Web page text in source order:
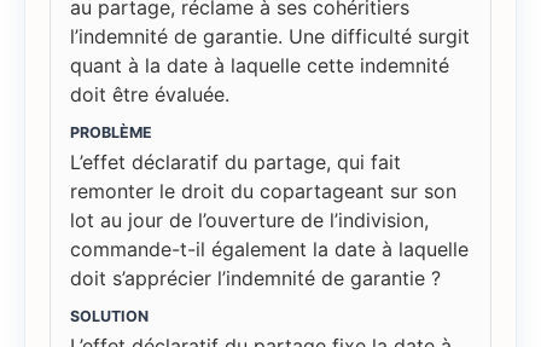
au partage, réclame à ses cohéritiers
l’indemnité de garantie. Une difficulté surgit
quant à la date à laquelle cette indemnité
doit être évaluée.
PROBLÈME
L’effet déclaratif du partage, qui fait
remonter le droit du copartageant sur son
lot au jour de l’ouverture de l’indivision,
commande-t-il également la date à laquelle
doit s’apprécier l’indemnité de garantie ?
SOLUTION